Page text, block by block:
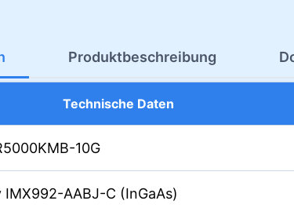
Produktbeschreibung
Technische Daten
10G
IMX992-AABJ-C (InGaAs)